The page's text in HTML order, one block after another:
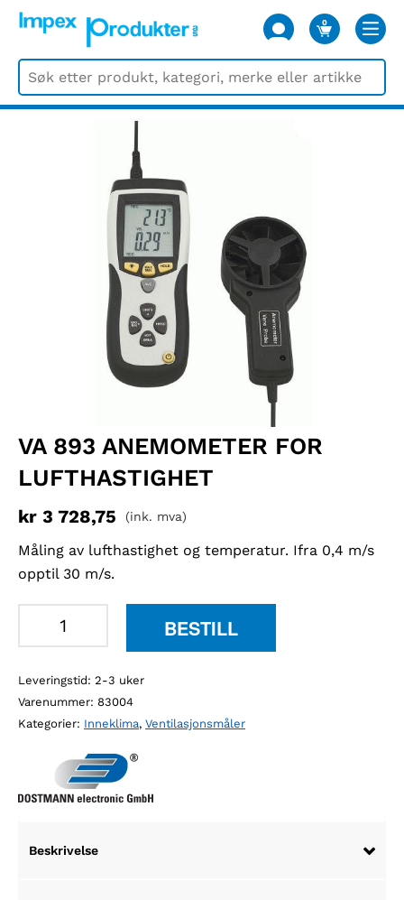
0
VARER
VA 893 ANEMOMETER FOR
LUFTHASTIGHET
kr 3 728,75 (ink. mva)
Måling av lufthastighet og temperatur. Ifra 0,4 m/s
opptil 30 m/s.
for
lufthastighet
antall
BESTILL
Leveringstid: 2-3 uker
Varenummer: 83004
Kategorier: Inneklima, Ventilasjonsmåler
Beskrivelse